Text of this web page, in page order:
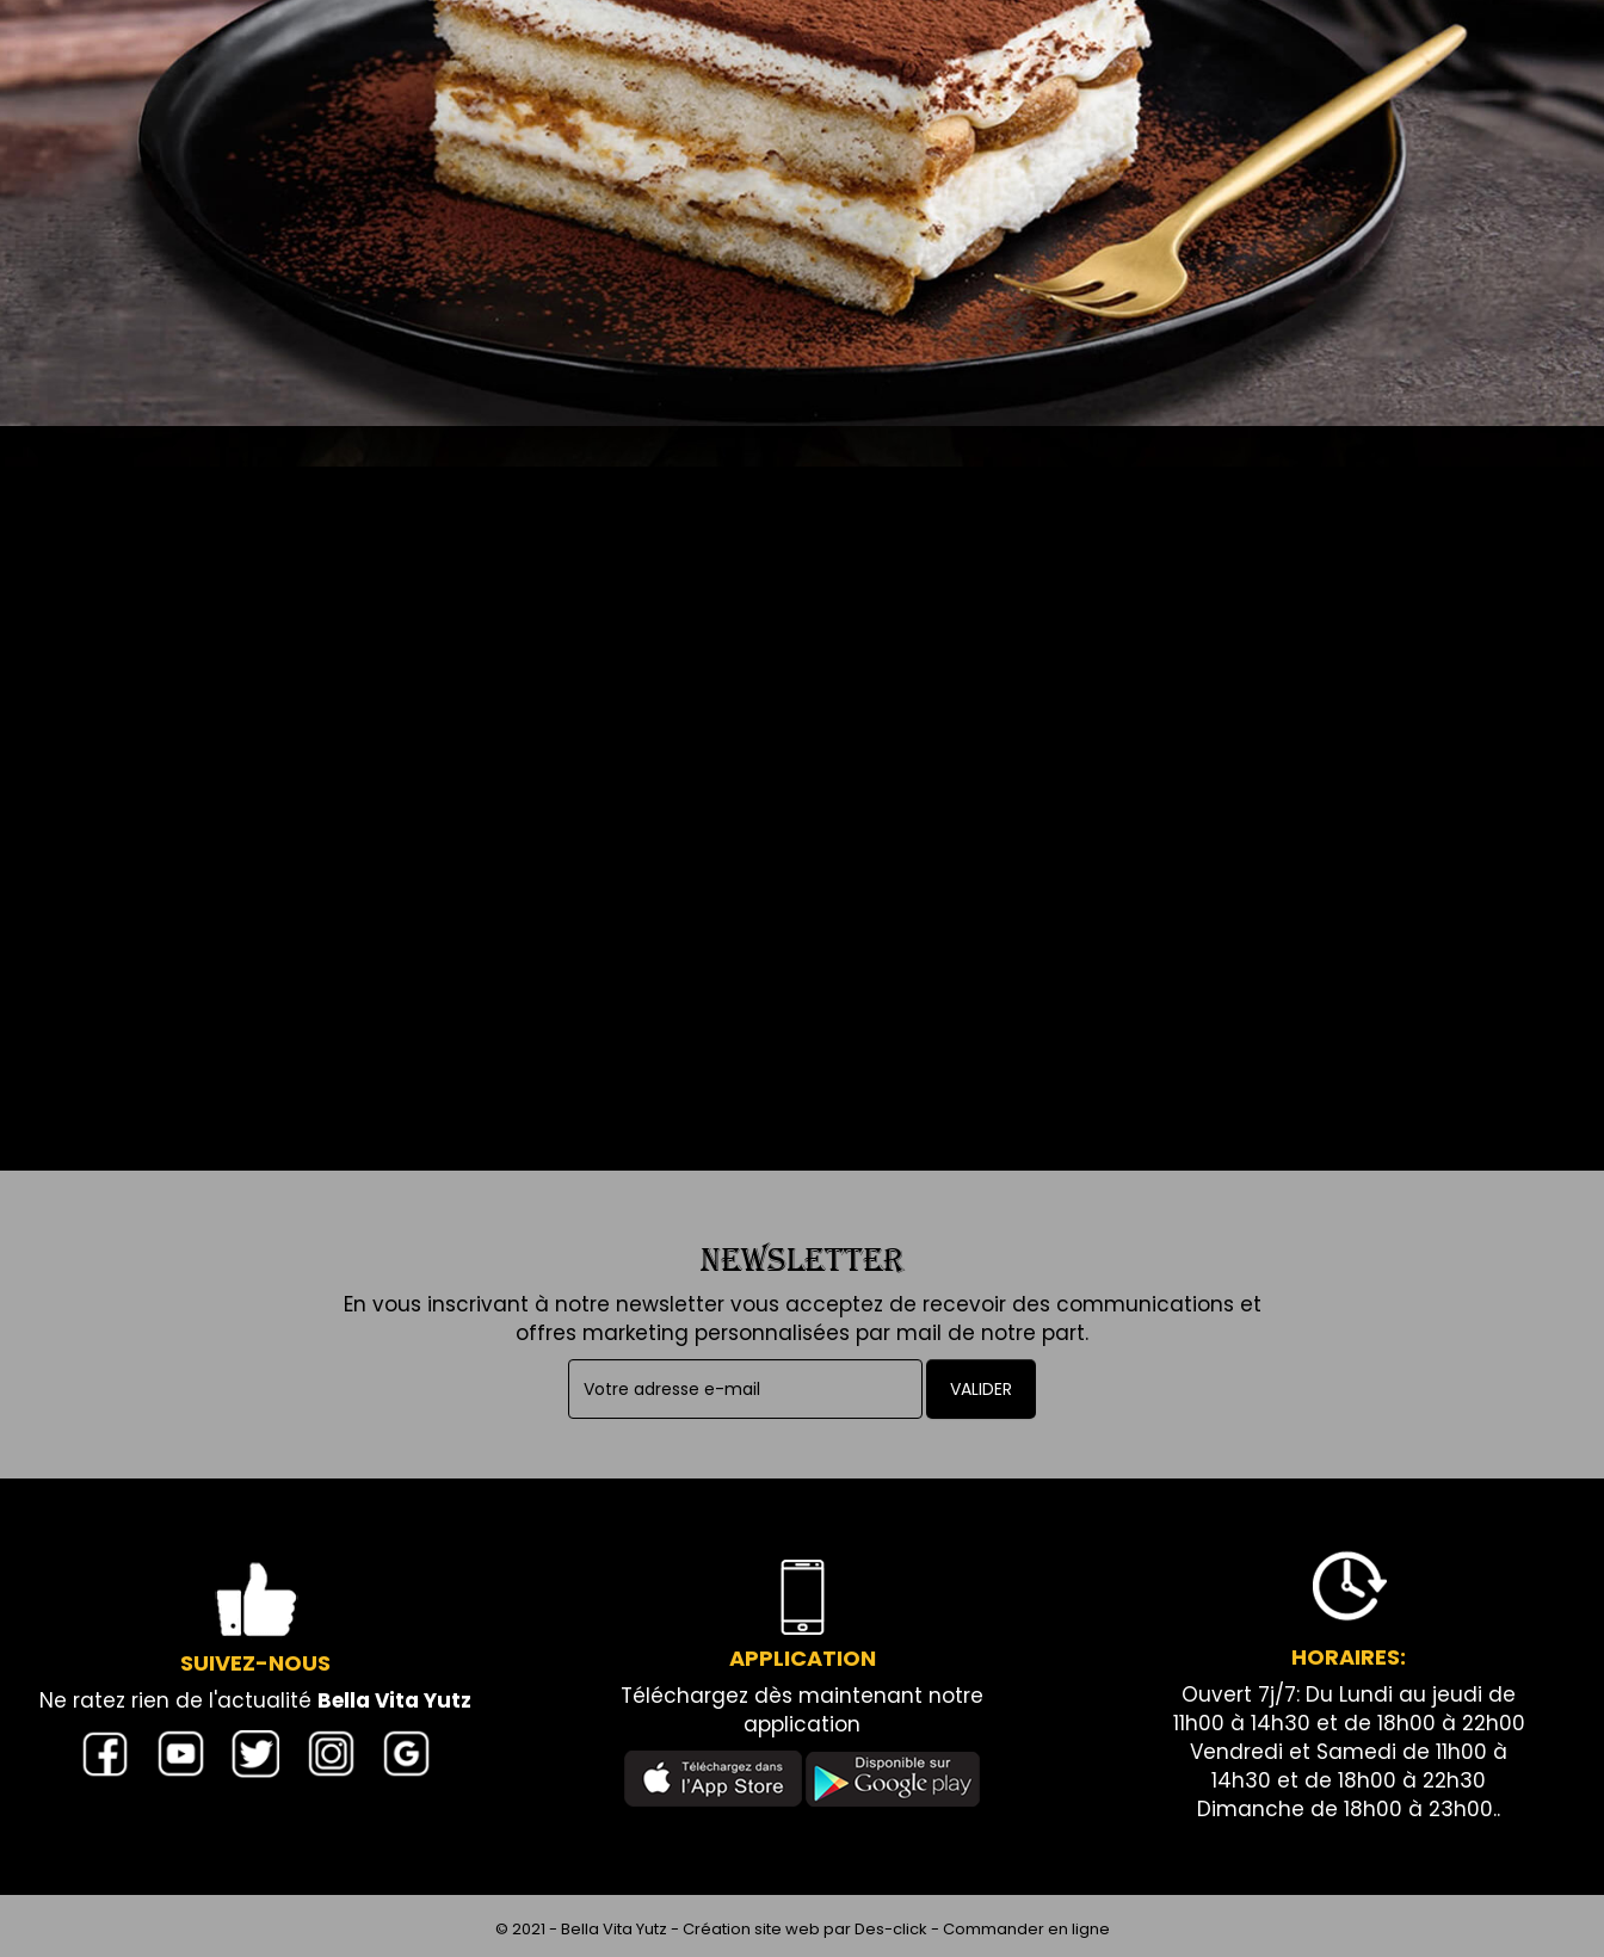
NEWSLETTER
En vous inscrivant à notre newsletter vous acceptez de recevoir des communications et
offres marketing personnalisées par mail de notre part.
VALIDER
SUIVEZ-NOUS
Ne ratez rien de l'actualité Bella Vita Yutz
APPLICATION
Téléchargez dès maintenant notre
application
HORAIRES:
Ouvert 7j/7: Du Lundi au jeudi de
11h00 à 14h30 et de 18h00 à 22h00
Vendredi et Samedi de 11h00 à
14h30 et de 18h00 à 22h30
Dimanche de 18h00 à 23h00..
© 2021 - Bella Vita Yutz - Création site web parDes-click - Commander en ligne